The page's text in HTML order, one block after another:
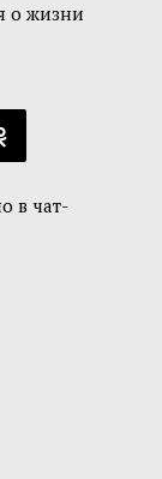
о жизни
в чат-